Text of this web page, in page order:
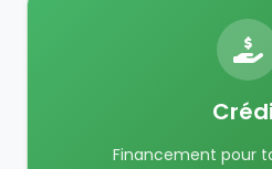
Financement pour